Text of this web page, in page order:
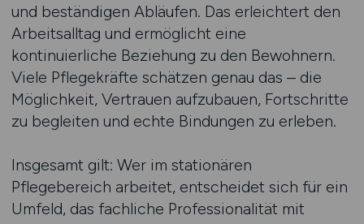
und beständigen Abläufen. Das erleichtert den
Arbeitsalltag und ermöglicht eine
kontinuierliche Beziehung zu den Bewohnern.
Viele Pflegekräfte schätzen genau das – die
Möglichkeit, Vertrauen aufzubauen, Fortschritte
zu begleiten und echte Bindungen zu erleben.
Insgesamt gilt: Wer im stationären
Pflegebereich arbeitet, entscheidet sich für ein
Umfeld, das fachliche Professionalität mit